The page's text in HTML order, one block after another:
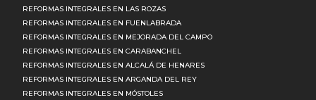
REFORMAS INTEGRALES EN LAS ROZAS
REFORMAS INTEGRALES EN FUENLABRADA
REFORMAS INTEGRALES EN MEJORADA DEL CAMPO
REFORMAS INTEGRALES EN CARABANCHEL
REFORMAS INTEGRALES EN ALCALÁ DE HENARES
REFORMAS INTEGRALES EN ARGANDA DEL REY
REFORMAS INTEGRALES EN MÓSTOLES